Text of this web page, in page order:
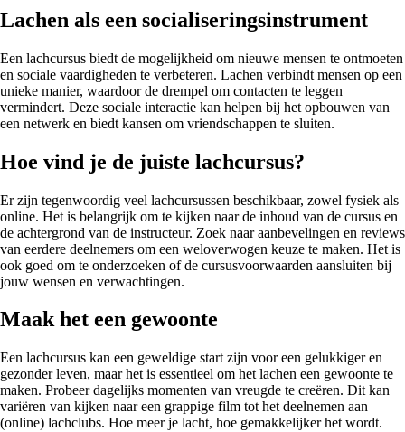
Lachen als een socialiseringsinstrument
Een lachcursus biedt de mogelijkheid om nieuwe mensen te ontmoeten
en sociale vaardigheden te verbeteren. Lachen verbindt mensen op een
unieke manier, waardoor de drempel om contacten te leggen
vermindert. Deze sociale interactie kan helpen bij het opbouwen van
een netwerk en biedt kansen om vriendschappen te sluiten.
Hoe vind je de juiste lachcursus?
Er zijn tegenwoordig veel lachcursussen beschikbaar, zowel fysiek als
online. Het is belangrijk om te kijken naar de inhoud van de cursus en
de achtergrond van de instructeur. Zoek naar aanbevelingen en reviews
van eerdere deelnemers om een weloverwogen keuze te maken. Het is
ook goed om te onderzoeken of de cursusvoorwaarden aansluiten bij
jouw wensen en verwachtingen.
Maak het een gewoonte
Een lachcursus kan een geweldige start zijn voor een gelukkiger en
gezonder leven, maar het is essentieel om het lachen een gewoonte te
maken. Probeer dagelijks momenten van vreugde te creëren. Dit kan
variëren van kijken naar een grappige film tot het deelnemen aan
(online) lachclubs. Hoe meer je lacht, hoe gemakkelijker het wordt.